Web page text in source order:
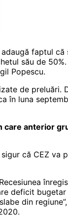
faptul
său de
Popescu.
de preluări.
în luna
anterior
că CEZ va
deficit
din